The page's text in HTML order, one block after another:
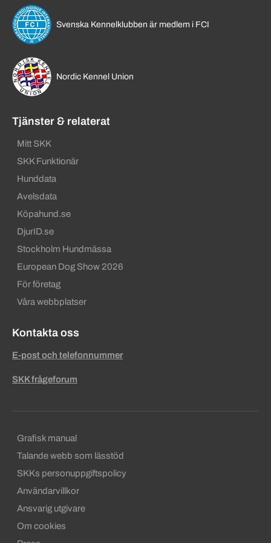
Svenska Kennelklubben är medlem i FCI
Nordic Kennel Union
Tjänster & relaterat
Mitt SKK
SKK Funktionär
Hunddata
Avelsdata
Köpahund.se
DjurID.se
Stockholm Hundmässa
European Dog Show 2026
För företag
Våra webbplatser
Kontakta oss
E-post och telefonnummer
SKK frågeforum
Sekundära sidfotslänkar
Grafisk manual
Talande webb som lässtöd
SKKs personuppgiftspolicy
Användarvillkor
Ansvarig utgivare
Om cookies